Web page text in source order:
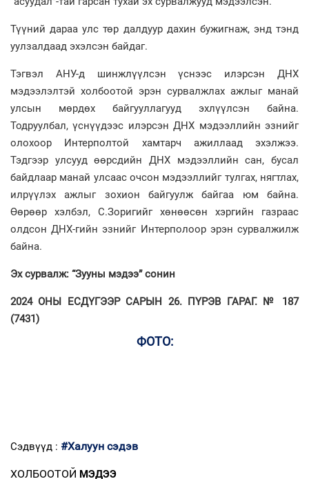
Түүний дараа улс төр далдуур дахин бужигнаж, энд тэнд
уулзалдаад эхэлсэн байдаг.
Тэгвэл АНУ-д шинжлүүлсэн үснээс илэрсэн ДНХ
мэдээлэлтэй холбоотой эрэн сурвалжлах ажлыг манай
улсын мөрдөх байгууллагууд эхлүүлсэн байна.
Тодруулбал, үснүүдээс илэрсэн ДНХ мэдээллийн эзнийг
олохоор Интерполтой хамтарч ажиллаад эхэлжээ.
Тэдгээр улсууд өөрсдийн ДНХ мэдээллийн сан, бусал
байдлаар манай улсаас очсон мэдээллийг тулгах, нягтлах,
илрүүлэх ажлыг зохион байгуулж байгаа юм байна.
Өөрөөр хэлбэл, С.Зоригийг хөнөөсөн хэргийн газраас
олдсон ДНХ-гийн эзнийг Интерполоор эрэн сурвалжилж
байна.
Эх сурвалж: “Зууны мэдээ” сонин
2024 ОНЫ ЕСДҮГЭЭР САРЫН 26. ПҮРЭВ ГАРАГ. № 187
(7431)
ФОТО:
Сэдвүүд : #Халуун сэдэв
ХОЛБООТОЙ МЭДЭЭ